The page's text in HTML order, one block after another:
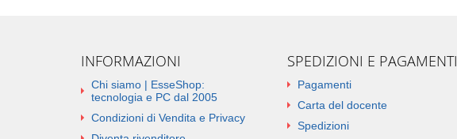
INFORMAZIONI
Chi siamo | EsseShop:
tecnologia e PC dal 2005
Condizioni di Vendita e Privacy
SPEDIZIONI E PAGAMENTI
Pagamenti
Carta del docente
Spedizioni